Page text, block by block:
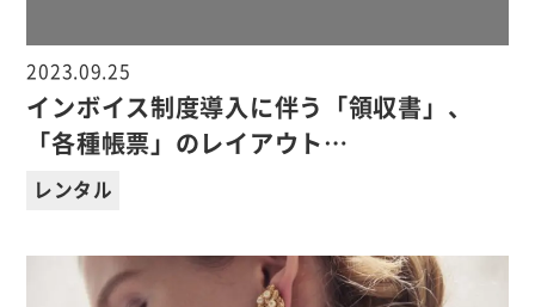
2023.09.25
インボイス制度導入に伴う「領収書」、
「各種帳票」のレイアウト…
レンタル